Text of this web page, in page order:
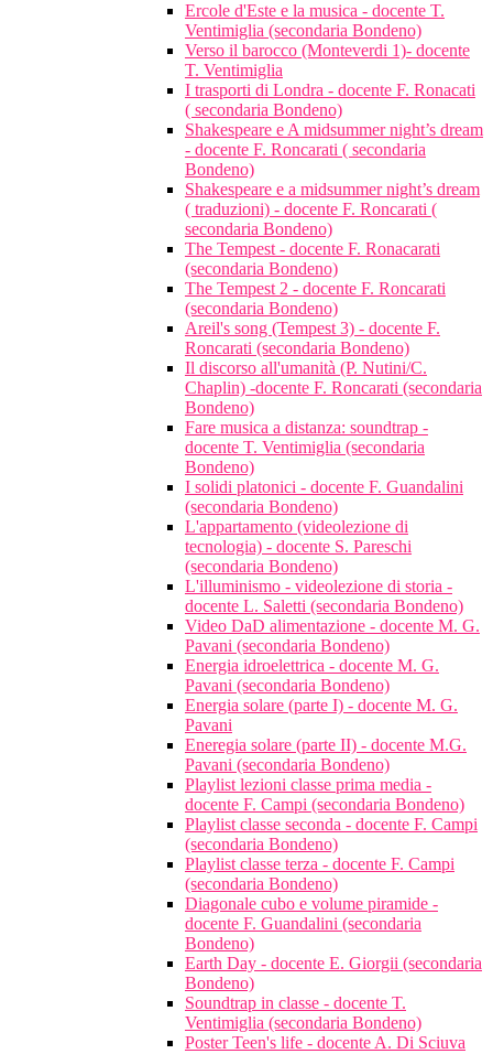
Ercole d'Este e la musica - docente T.
Ventimiglia (secondaria Bondeno)
Verso il barocco (Monteverdi 1)- docente
T. Ventimiglia
I trasporti di Londra - docente F. Ronacati
( secondaria Bondeno)
Shakespeare e A midsummer night’s dream
- docente F. Roncarati ( secondaria
Bondeno)
Shakespeare e a midsummer night’s dream
( traduzioni) - docente F. Roncarati (
secondaria Bondeno)
The Tempest - docente F. Ronacarati
(secondaria Bondeno)
The Tempest 2 - docente F. Roncarati
(secondaria Bondeno)
Areil's song (Tempest 3) - docente F.
Roncarati (secondaria Bondeno)
Il discorso all'umanità (P. Nutini/C.
Chaplin) -docente F. Roncarati (secondaria
Bondeno)
Fare musica a distanza: soundtrap -
docente T. Ventimiglia (secondaria
Bondeno)
I solidi platonici - docente F. Guandalini
(secondaria Bondeno)
L'appartamento (videolezione di
tecnologia) - docente S. Pareschi
(secondaria Bondeno)
L'illuminismo - videolezione di storia -
docente L. Saletti (secondaria Bondeno)
Video DaD alimentazione - docente M. G.
Pavani (secondaria Bondeno)
Energia idroelettrica - docente M. G.
Pavani (secondaria Bondeno)
Energia solare (parte I) - docente M. G.
Pavani
Eneregia solare (parte II) - docente M.G.
Pavani (secondaria Bondeno)
Playlist lezioni classe prima media -
docente F. Campi (secondaria Bondeno)
Playlist classe seconda - docente F. Campi
(secondaria Bondeno)
Playlist classe terza - docente F. Campi
(secondaria Bondeno)
Diagonale cubo e volume piramide -
docente F. Guandalini (secondaria
Bondeno)
Earth Day - docente E. Giorgii (secondaria
Bondeno)
Soundtrap in classe - docente T.
Ventimiglia (secondaria Bondeno)
Poster Teen's life - docente A. Di Sciuva